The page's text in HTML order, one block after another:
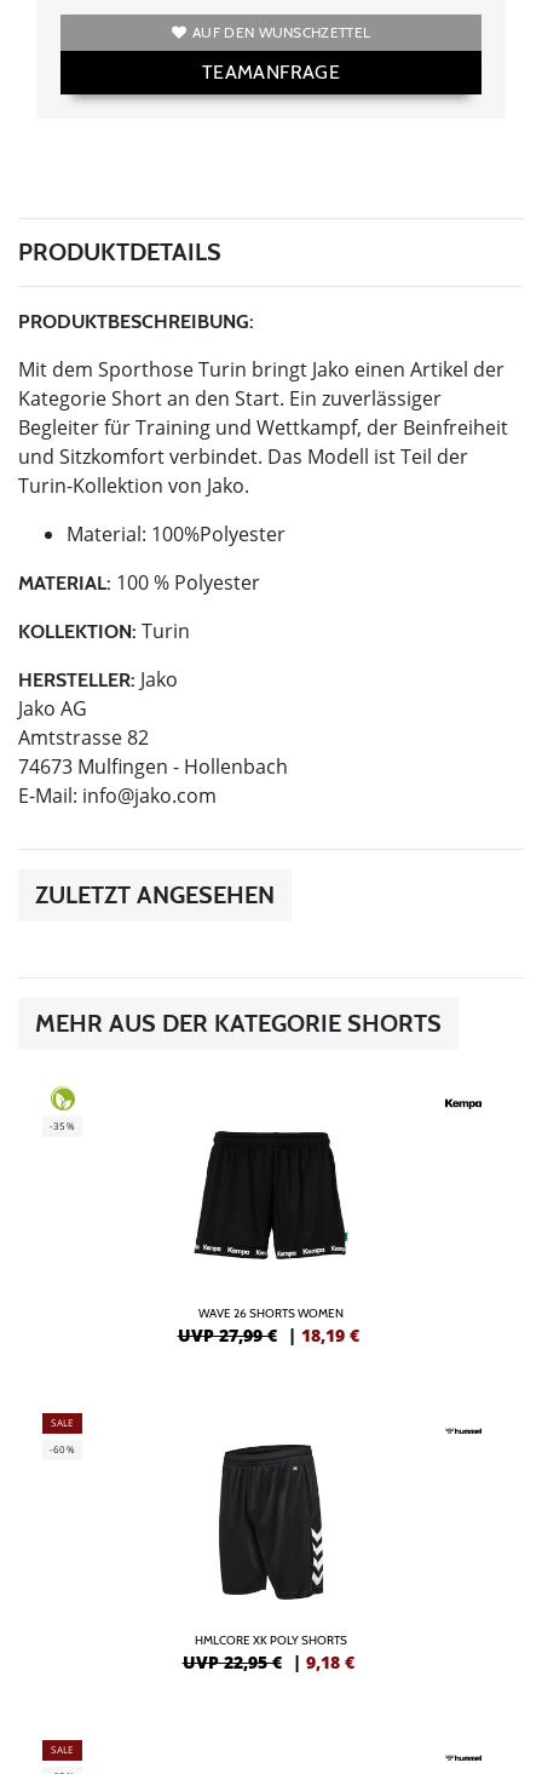
AUF DEN WUNSCHZETTEL
TEAMANFRAGE
PRODUKTDETAILS
PRODUKTBESCHREIBUNG:
Mit dem Sporthose Turin bringt Jako einen Artikel der
Kategorie Short an den Start. Ein zuverlässiger
Begleiter für Training und Wettkampf, der Beinfreiheit
und Sitzkomfort verbindet. Das Modell ist Teil der
Turin-Kollektion von Jako.
Material: 100%Polyester
MATERIAL: 100 % Polyester
KOLLEKTION: Turin
HERSTELLER: Jako
Jako AG
Amtstrasse 82
74673 Mulfingen - Hollenbach
E-Mail: info@jako.com
ZULETZT ANGESEHEN
MEHR AUS DER KATEGORIE SHORTS
-35%
WAVE 26 SHORTS WOMEN
UVP 27,99 € | 18,19 €
SALE
-60%
HMLCORE XK POLY SHORTS
UVP 22,95 € | 9,18 €
SALE